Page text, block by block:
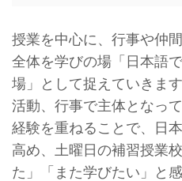
授業を中心に、行事や仲
全体を学びの場「日本語
場」として捉えていきま
活動、行事で主体となっ
経験を重ねることで、日
高め、土曜日の補習授業
た」「また学びたい」と